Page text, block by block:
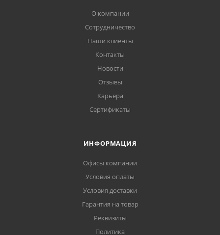
О компании
Сотрудничество
Наши клиенты
Контакты
Новости
Отзывы
Карьера
Сертификаты
ИНФОРМАЦИЯ
Офисы компании
Условия оплаты
Условия доставки
Гарантия на товар
Реквизиты
Политика